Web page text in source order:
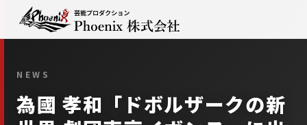
NEWS
為國 孝和「ドボルザークの新